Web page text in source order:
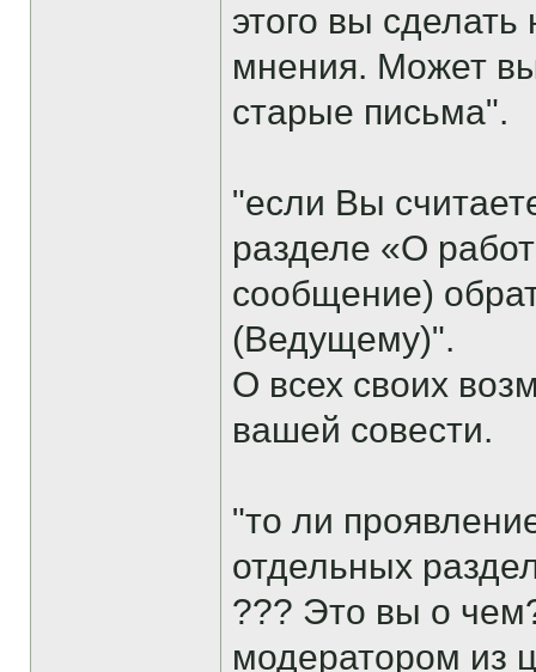
этого вы
мнения. Может
старые письма".
"если Вы
разделе «О
сообщение)
(Ведущему)".
О всех своих
вашей совести.
"то ли
отдельных
??? Это вы о
модератором из